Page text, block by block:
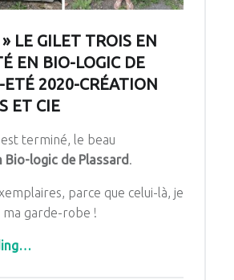
» LE GILET TROIS EN
EN BIO-LOGIC DE
ETÉ 2020-CRÉATION
ET CIE
est terminé, le beau
Bio-logicde Plassard .
parce que celui-là, je
ma garde-robe !
“« Caresse » le gilet trois en un tricoté en Bio-Logic de Plassard-Eté 2020-Création Gazouillis et cie”
…